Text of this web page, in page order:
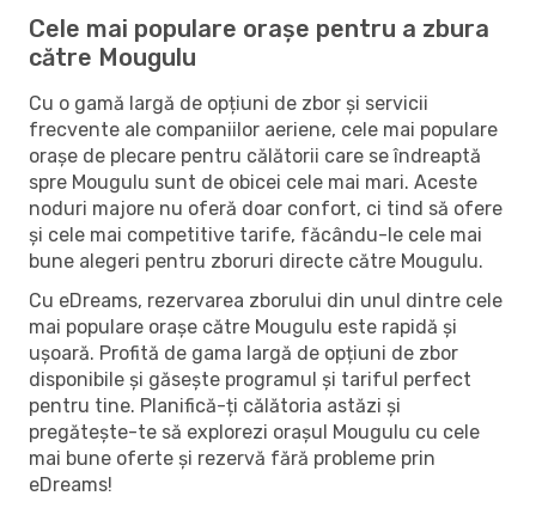
Cele mai populare orașe pentru a zbura
către Mougulu
Cu o gamă largă de opțiuni de zbor și servicii
frecvente ale companiilor aeriene, cele mai populare
orașe de plecare pentru călătorii care se îndreaptă
spre Mougulu sunt de obicei cele mai mari. Aceste
noduri majore nu oferă doar confort, ci tind să ofere
și cele mai competitive tarife, făcându-le cele mai
bune alegeri pentru zboruri directe către Mougulu.
Cu eDreams, rezervarea zborului din unul dintre cele
mai populare orașe către Mougulu este rapidă și
ușoară. Profită de gama largă de opțiuni de zbor
disponibile și găsește programul și tariful perfect
pentru tine. Planifică-ți călătoria astăzi și
pregătește-te să explorezi orașul Mougulu cu cele
mai bune oferte și rezervă fără probleme prin
eDreams!